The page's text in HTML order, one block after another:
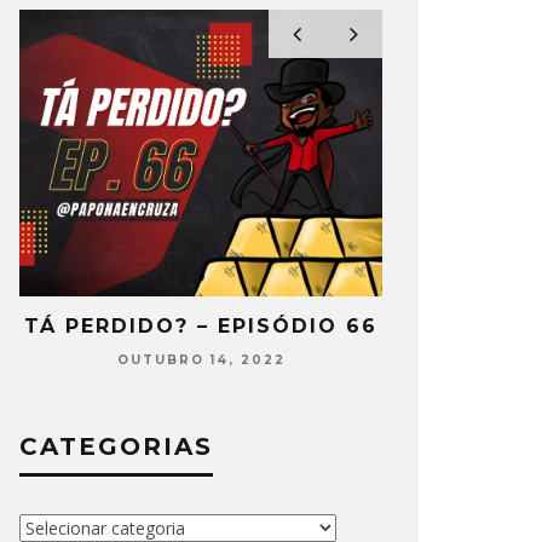
TÁ PERDIDO? – EPISÓDIO 66
OUTUBRO 14, 2022
CATEGORIAS
Categorias